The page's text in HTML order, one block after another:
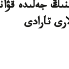
جەلىدە
تارادى